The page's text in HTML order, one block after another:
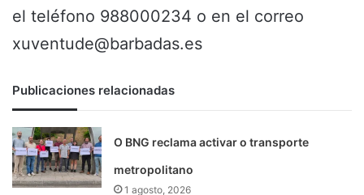
el teléfono 988000234 o en el correo
xuventude@barbadas.es
Publicaciones relacionadas
O BNG reclama activar o transporte
metropolitano
1 agosto, 2026